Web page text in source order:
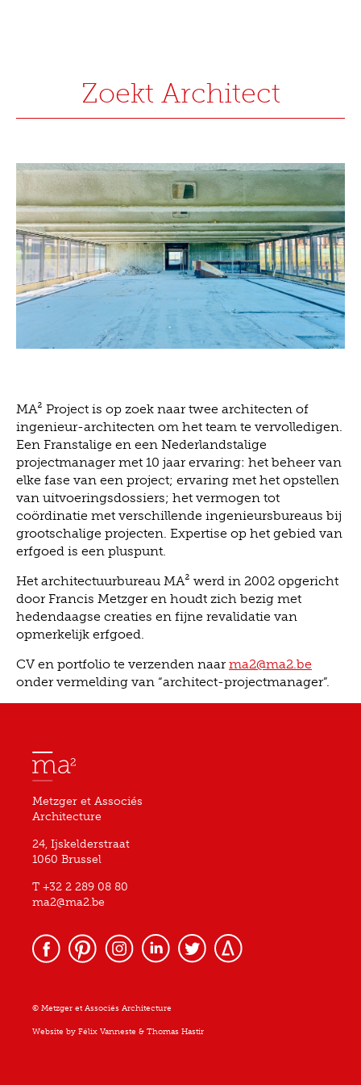
Zoekt Architect
MA² Project is op zoek naar twee architecten of
ingenieur-architecten om het team te vervolledigen.
Een Franstalige en een Nederlandstalige
projectmanager met 10 jaar ervaring: het beheer van
elke fase van een project; ervaring met het opstellen
van uitvoeringsdossiers; het vermogen tot
coördinatie met verschillende ingenieursbureaus bij
grootschalige projecten. Expertise op het gebied van
erfgoed is een pluspunt.
Het architectuurbureau MA² werd in 2002 opgericht
door Francis Metzger en houdt zich bezig met
hedendaagse creaties en fijne revalidatie van
opmerkelijk erfgoed.
CV en portfolio te verzenden naarma2@ma2.be
onder vermelding van “architect-projectmanager”.
Metzger et Associés
Architecture
24, Ijskelderstraat
1060 Brussel
T +32 2 289 08 80
ma2@ma2.be
© Metzger et Associés Architecture
Website by Félix Vanneste & Thomas Hastir